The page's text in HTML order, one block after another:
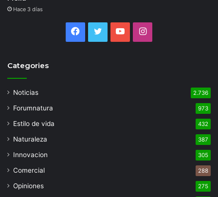
Hace 3 días
Facebook
TwitterYouTubeInstagram
Categories
Noticias 2.736
Forumnatura 973
Estilo de vida 432
Naturaleza 387
Innovacion 305
Comercial 288
Opiniones 275